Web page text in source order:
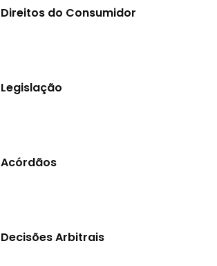
Direitos do Consumidor
Legislação
Acórdãos
Decisões Arbitrais